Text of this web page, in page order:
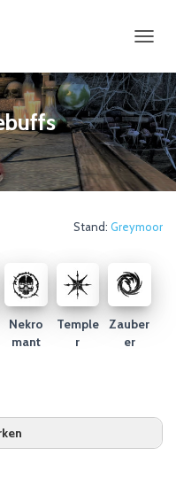
Stand: Greymoor
Nekro
mant
Temple
r
Zauber
er